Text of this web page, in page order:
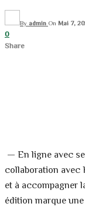
Byadmin On Mai 7,
0
Share
— En ligne avec
collaboration avec
et à accompagner
édition marque